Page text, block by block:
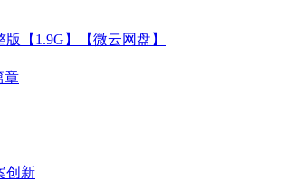
【1.9G】【微云网盘】
章
创新